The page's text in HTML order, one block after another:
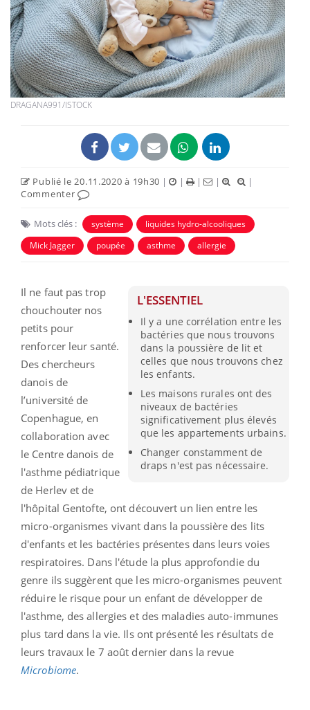
DRAGANA991/ISTOCK
Publié le 20.11.2020 à 19h30 | | | |
|
Commenter
Mots clés : système
liquides hydro-alcooliques
Mick Jagger
poupée asthme allergie
L'ESSENTIEL
Il y a une corrélation entre les
bactéries que nous trouvons
dans la poussière de lit et
celles que nous trouvons chez
les enfants.
Les maisons rurales ont des
niveaux de bactéries
significativement plus élevés
que les appartements urbains.
Changer constamment de
draps n'est pas nécessaire.
Il ne faut pas trop
chouchouter nos
petits pour
renforcer leur santé.
Des chercheurs
danois de
l’université de
Copenhague, en
collaboration avec
le Centre danois de
l'asthme pédiatrique
de Herlev et de
l'hôpital Gentofte, ont découvert un lien entre les
micro-organismes vivant dans la poussière des lits
d'enfants et les bactéries présentes dans leurs voies
respiratoires. Dans l'étude la plus approfondie du
genre ils suggèrent que les micro-organismes peuvent
réduire le risque pour un enfant de développer de
l'asthme, des allergies et des maladies auto-immunes
plus tard dans la vie. Ils ont présenté les résultats de
leurs travaux le 7 août dernier dans la revue
Microbiome.